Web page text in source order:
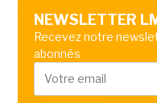
NEWSLETTER
Recevez notre
abonnés